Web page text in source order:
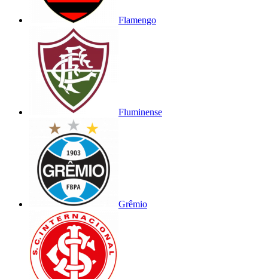
Flamengo
Fluminense
Grêmio